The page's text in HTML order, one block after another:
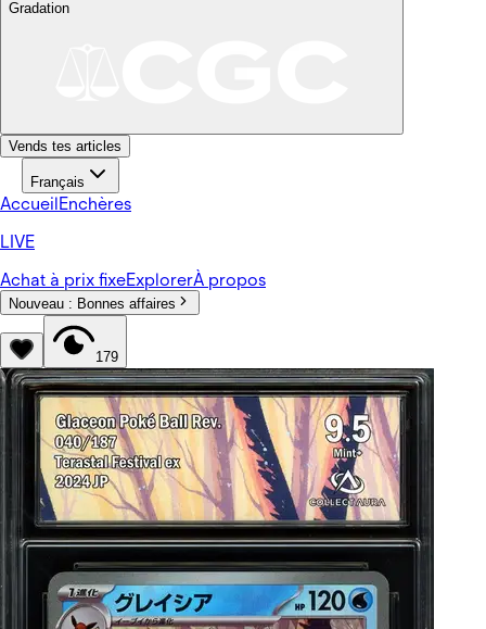
Gradation
Vends tes articles
Français
AccueilEnchères
LIVE
Achat à prix fixeExplorerÀ propos
Nouveau : Bonnes affaires
179